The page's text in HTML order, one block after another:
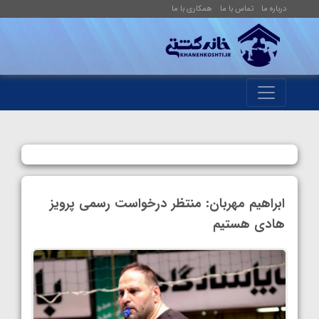
درباره ما تماس با ما همکاری با ما
ابراهیم مهربان: منتظر درخواست رسمی پرویز
هادی هستیم